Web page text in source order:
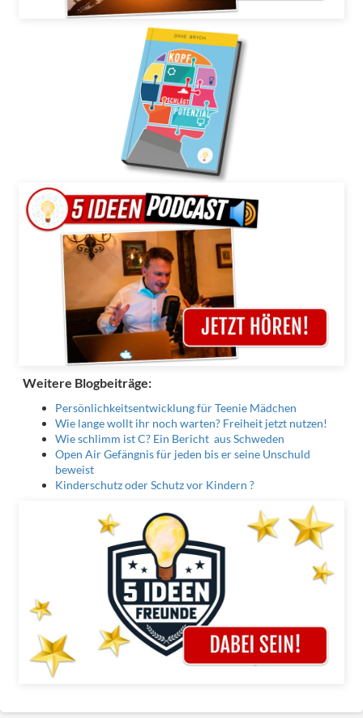
Weitere Blogbeiträge:
Persönlichkeitsentwicklung für Teenie Mädchen
Wie lange wollt ihr noch warten? Freiheit jetzt nutzen!
Wie schlimm ist C? Ein Bericht aus Schweden
Open Air Gefängnis für jeden bis er seine Unschuld
beweist
Kinderschutz oder Schutz vor Kindern ?